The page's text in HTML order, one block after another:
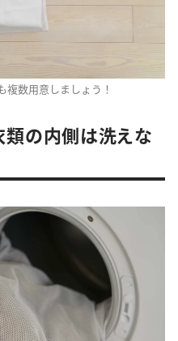
数用意しましょう！
の内側は洗えな